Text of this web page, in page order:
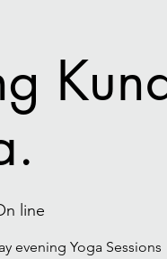
line
evening Yoga Sessions